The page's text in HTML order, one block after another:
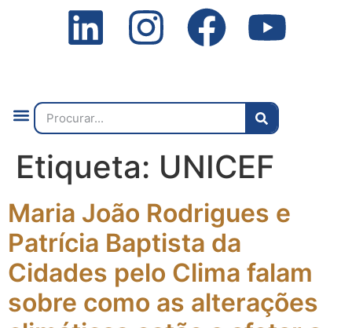
Etiqueta: UNICEF
Maria João Rodrigues e
Patrícia Baptista da
Cidades pelo Clima falam
sobre como as alterações